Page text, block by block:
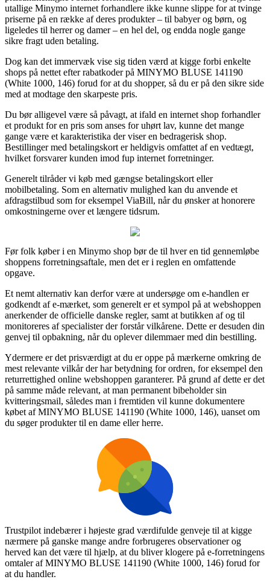
utallige Minymo internet forhandlere ikke kunne slippe for at tvinge
priserne på en række af deres produkter – til babyer og børn, og
ligeledes til herrer og damer – en hel del, og endda nogle gange
sikre fragt uden betaling.
Dog kan det immervæk vise sig tiden værd at kigge forbi enkelte
shops på nettet efter rabatkoder på MINYMO BLUSE 141190
(White 1000, 146) forud for at du shopper, så du er på den sikre side
med at modtage den skarpeste pris.
Du bør alligevel være så påvagt, at ifald en internet shop forhandler
et produkt for en pris som anses for uhørt lav, kunne det mange
gange være et karakteristika der viser en bedragerisk shop.
Bestillinger med betalingskort er heldigvis omfattet af en vedtægt,
hvilket forsvarer kunden imod fup internet forretninger.
Generelt tilråder vi køb med gængse betalingskort eller
mobilbetaling. Som en alternativ mulighed kan du anvende et
afdragstilbud som for eksempel ViaBill, når du ønsker at honorere
omkostningerne over et længere tidsrum.
Før folk køber i en Minymo shop bør de til hver en tid gennemløbe
shoppens forretningsaftale, men det er i reglen en omfattende
opgave.
Et nemt alternativ kan derfor være at undersøge om e-handlen er
godkendt af e-mærket, som generelt er et sympol på at webshoppen
anerkender de officielle danske regler, samt at butikken af og til
monitoreres af specialister der forstår vilkårene. Dette er desuden din
genvej til opbakning, når du oplever dilemmaer med din bestilling.
Ydermere er det prisværdigt at du er oppe på mærkerne omkring de
mest relevante vilkår der har betydning for ordren, for eksempel den
returrettighed online webshoppen garanterer. På grund af dette er det
på samme måde relevant, at man permanent bibeholder sin
kvitteringsmail, således man i fremtiden vil kunne dokumentere
købet af MINYMO BLUSE 141190 (White 1000, 146), uanset om
du søger produkter til en dame eller herre.
Trustpilot indebærer i højeste grad værdifulde genveje til at kigge
nærmere på ganske mange andre forbrugeres observationer og
herved kan det være til hjælp, at du bliver klogere på e-forretningens
omtaler af MINYMO BLUSE 141190 (White 1000, 146) forud for
at du handler.